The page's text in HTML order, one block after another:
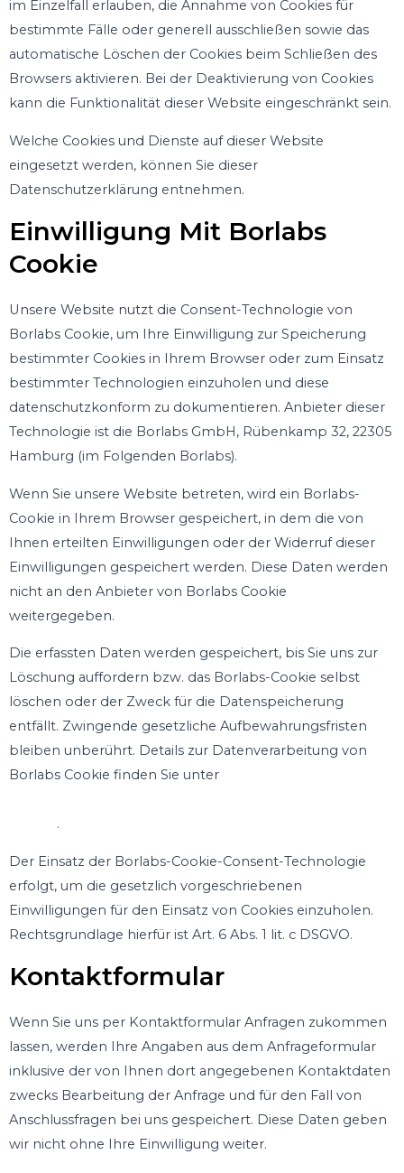
im Einzelfall erlauben, die Annahme von Cookies für
bestimmte Fälle oder generell ausschließen sowie das
automatische Löschen der Cookies beim Schließen des
Browsers aktivieren. Bei der Deaktivierung von Cookies
kann die Funktionalität dieser Website eingeschränkt sein.
Welche Cookies und Dienste auf dieser Website
eingesetzt werden, können Sie dieser
Datenschutzerklärung entnehmen.
Einwilligung Mit Borlabs
Cookie
Unsere Website nutzt die Consent-Technologie von
Borlabs Cookie, um Ihre Einwilligung zur Speicherung
bestimmter Cookies in Ihrem Browser oder zum Einsatz
bestimmter Technologien einzuholen und diese
datenschutzkonform zu dokumentieren. Anbieter dieser
Technologie ist die Borlabs GmbH, Rübenkamp 32, 22305
Hamburg (im Folgenden Borlabs).
Wenn Sie unsere Website betreten, wird ein Borlabs-
Cookie in Ihrem Browser gespeichert, in dem die von
Ihnen erteilten Einwilligungen oder der Widerruf dieser
Einwilligungen gespeichert werden. Diese Daten werden
nicht an den Anbieter von Borlabs Cookie
weitergegeben.
Die erfassten Daten werden gespeichert, bis Sie uns zur
Löschung auffordern bzw. das Borlabs-Cookie selbst
löschen oder der Zweck für die Datenspeicherung
entfällt. Zwingende gesetzliche Aufbewahrungsfristen
bleiben unberührt. Details zur Datenverarbeitung von
Borlabs Cookie finden Sie unter
.
Der Einsatz der Borlabs-Cookie-Consent-Technologie
erfolgt, um die gesetzlich vorgeschriebenen
Einwilligungen für den Einsatz von Cookies einzuholen.
Rechtsgrundlage hierfür ist Art. 6 Abs. 1 lit. c DSGVO.
Kontaktformular
Wenn Sie uns per Kontaktformular Anfragen zukommen
lassen, werden Ihre Angaben aus dem Anfrageformular
inklusive der von Ihnen dort angegebenen Kontaktdaten
zwecks Bearbeitung der Anfrage und für den Fall von
Anschlussfragen bei uns gespeichert. Diese Daten geben
wir nicht ohne Ihre Einwilligung weiter.